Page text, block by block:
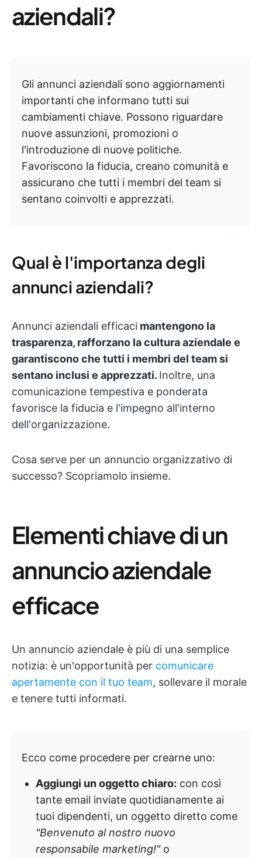
aziendali?
Gli annunci aziendali sono aggiornamenti
importanti che informano tutti sui
cambiamenti chiave. Possono riguardare
nuove assunzioni, promozioni o
l'introduzione di nuove politiche.
Favoriscono la fiducia, creano comunità e
assicurano che tutti i membri del team si
sentano coinvolti e apprezzati.
Qual è l'importanza degli
annunci aziendali?
Annunci aziendali efficaci mantengono la
trasparenza, rafforzano la cultura aziendale e
garantiscono che tutti i membri del team si
sentano inclusi e apprezzati. Inoltre, una
comunicazione tempestiva e ponderata
favorisce la fiducia e l'impegno all'interno
dell'organizzazione.
Cosa serve per un annuncio organizzativo di
successo? Scopriamolo insieme.
Elementi chiave di un
annuncio aziendale
efficace
Un annuncio aziendale è più di una semplice
notizia: è un'opportunità per comunicare
apertamente con il tuo team, sollevare il morale
e tenere tutti informati.
Ecco come procedere per crearne uno:
Aggiungi un oggetto chiaro: con così
tante email inviate quotidianamente ai
tuoi dipendenti, un oggetto diretto come
"Benvenuto al nostro nuovo
responsabile marketing!"o